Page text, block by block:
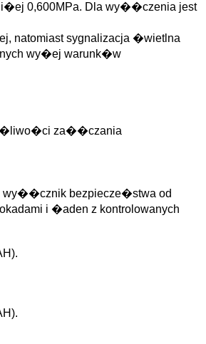
0,600MPa. Dla wy��czenia jest
natomiast sygnalizacja �wietlna
wy�ej warunk�w
za��czania
wy��cznik bezpiecze�stwa od
i �aden z kontrolowanych